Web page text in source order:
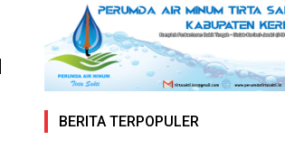
BERITA TERPOPULER